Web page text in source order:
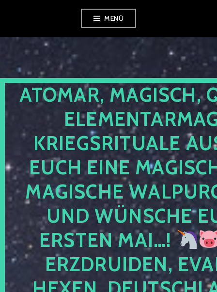
springen
MENÜ
ATOMAR, MAGISCH,
KRIEGSRITUALE
EUCH EINE
MAGISCHE
UND WÜNSCHE
ERSTEN MAI…!
ERZDRUIDEN,